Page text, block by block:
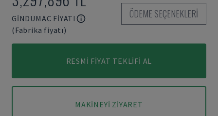
GINDUMAC FIYATI
(Fabrika fiyatı)
ÖDEME SEÇENEKLERI
RESMI FIYAT TEKLIFI AL
MAKINEYI ZIYARET